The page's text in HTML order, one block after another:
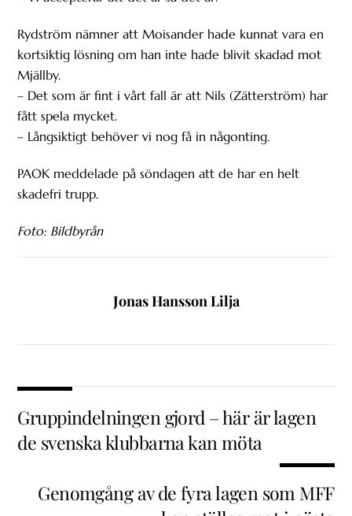
Rydström nämner att Moisander hade kunnat vara en
kortsiktig lösning om han inte hade blivit skadad mot
Mjällby.
– Det som är fint i vårt fall är att Nils (Zätterström) har
fått spela mycket.
– Långsiktigt behöver vi nog få in någonting.
PAOK meddelade på söndagen att de har en helt
skadefri trupp.
Foto: Bildbyrån
Jonas Hansson Lilja
Gruppindelningen gjord – här är lagen
de svenska klubbarna kan möta
Genomgång av de fyra lagen som MFF